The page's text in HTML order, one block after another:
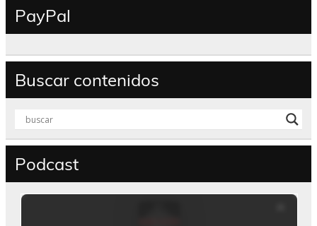
PayPal
Buscar contenidos
Podcast